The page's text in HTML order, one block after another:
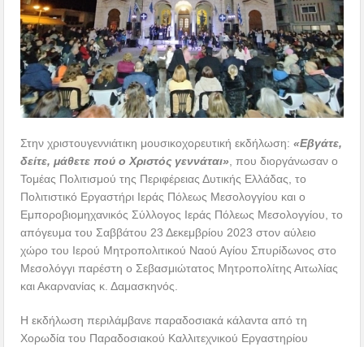
Στην χριστουγεννιάτικη μουσικοχορευτική εκδήλωση:«Εβγάτε,
δείτε, μάθετε πού ο Xριστός γεννάται», που διοργάνωσαν ο
Τομέας Πολιτισμού της Περιφέρειας Δυτικής Ελλάδας, το
Πολιτιστικό Εργαστήρι Ιεράς Πόλεως Μεσολογγίου και ο
Εμποροβιομηχανικός Σύλλογος Ιεράς Πόλεως Μεσολογγίου, το
απόγευμα του Σαββάτου 23 Δεκεμβρίου 2023 στον αύλειο
χώρο του Ιερού Μητροπολιτικού Ναού Αγίου Σπυρίδωνος στο
Μεσολόγγι παρέστη ο Σεβασμιώτατος Μητροπολίτης Αιτωλίας
και Ακαρνανίας κ. Δαμασκηνός.
Η εκδήλωση περιλάμβανε παραδοσιακά κάλαντα από τη
Χορωδία του Παραδοσιακού Καλλιτεχνικού Εργαστηρίου